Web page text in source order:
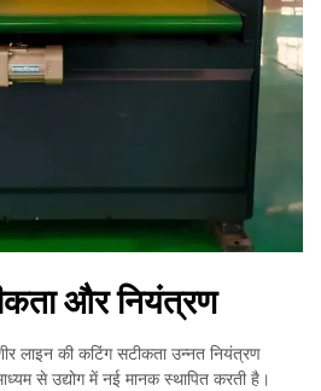
और नियंत्रण
लाइन की कटिंग सटीकता उन्नत नियंत्रण
से उद्योग में नई मानक स्थापित करती है।